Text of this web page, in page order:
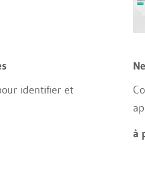
identifier et
à